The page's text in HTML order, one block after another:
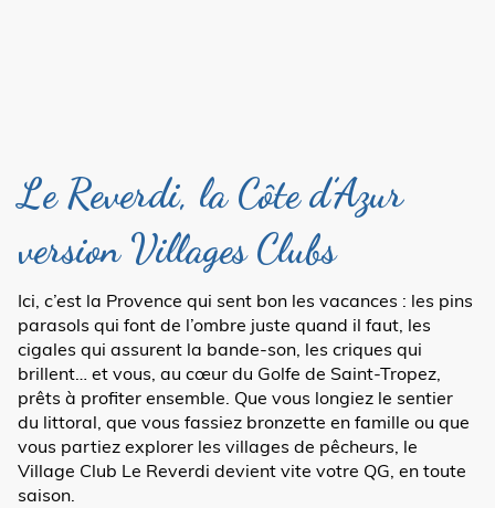
Le Reverdi, la Côte d’Azur
version Villages Clubs
Ici, c’est la Provence qui sent bon les vacances : les pins
parasols qui font de l’ombre juste quand il faut, les
cigales qui assurent la bande-son, les criques qui
brillent… et vous, au cœur du Golfe de Saint-Tropez,
prêts à profiter ensemble. Que vous longiez le sentier
du littoral, que vous fassiez bronzette en famille ou que
vous partiez explorer les villages de pêcheurs, le
Village Club Le Reverdi devient vite votre QG, en toute
saison.